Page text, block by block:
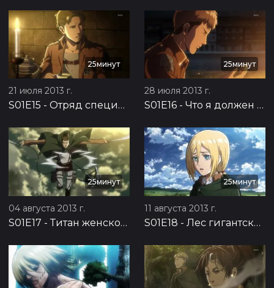
25минут
21 июля 2013 г.
S01E15 - Отряд специального назначения: Подготовка к контратаке, часть 2
25минут
28 июля 2013 г.
S01E16 - Что я должен делать теперь? Подготовка к контратаке, часть 3
25минут
04 августа 2013 г.
S01E17 - Титан женского типа: 57-я экспедиция за стены, часть 1
25минут
11 августа 2013 г.
S01E18 - Лес гигантских деревьев: 57-я экспедиция за стены, часть 2